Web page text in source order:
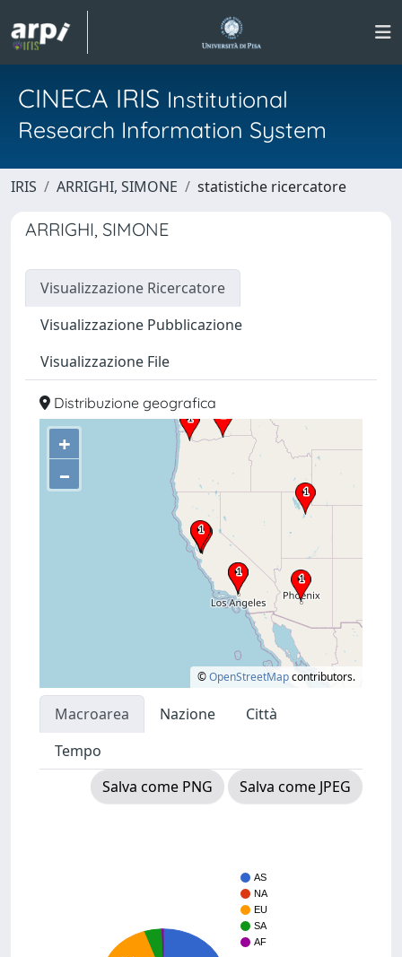
CINECA IRIS Institutional
Research Information System
IRIS ARRIGHI, SIMONE statistiche ricercatore
ARRIGHI, SIMONE
Visualizzazione Ricercatore
Visualizzazione Pubblicazione
Visualizzazione File
Distribuzione geografica
+
–
©OpenStreetMapcontributors.
Macroarea Nazione
Città
Tempo
Salva come PNG
Salva come JPEG
AS
NA
EU
SA
AF